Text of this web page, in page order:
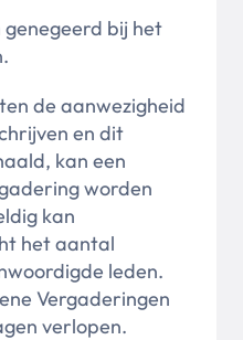
bij het
de aanwezigheid
en dit
kan een
worden
kan
het aantal
leden.
Vergaderingen
verlopen.